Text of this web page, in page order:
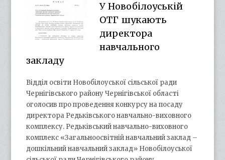
У Новобілоуській
ОТГ шукають
директора
навчального
закладу
Відділ освіти Новобілоуської сільської ради
Чернігівського району Чернігівської області
оголосив про проведення конкурсу на посаду
директора Редьківського навчально-виховного
комплексу. Редьківський навчально-виховного
комплекс «Загальноосвітній навчальний заклад –
дошкільний навчальний заклад» Новобілоуської